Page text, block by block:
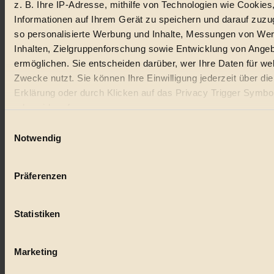
z. B. Ihre IP-Adresse, mithilfe von Technologien wie
Informationen auf Ihrem Gerät zu speichern und darauf
so personalisierte Werbung und Inhalte, Messungen von
Inhalten, Zielgruppenforschung sowie Entwicklung von
ermöglichen. Sie entscheiden darüber, wer Ihre Daten für
Zwecke nutzt. Sie können Ihre Einwilligung jederzeit über
Erklärung oder durch Klicken auf das Privacy Trigger
oder widerrufen
Wenn Sie es erlauben, würden wir auch gerne:
Ihr Gerät durch aktives Scannen nach bestimmten
Erfahren Sie mehr darüber, wie Ihre persönlichen Daten
Notwendig
Präferenzen
Statistiken
Marketing
Lebensmittel
nachhaltig